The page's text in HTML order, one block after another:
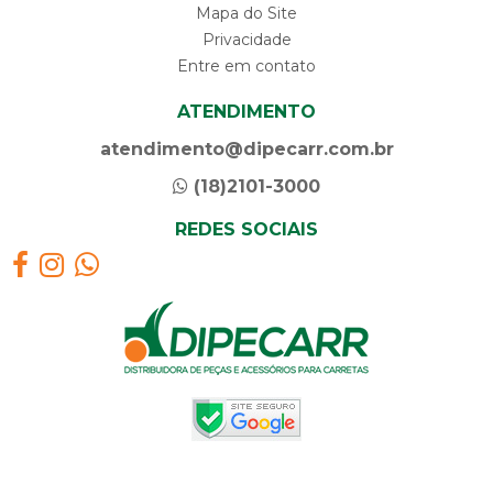
Mapa do Site
Privacidade
Entre em contato
ATENDIMENTO
atendimento@dipecarr.com.br
(18)2101-3000
REDES SOCIAIS